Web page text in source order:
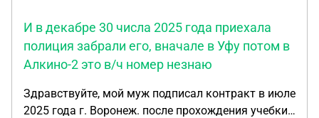
И в декабре 30 числа 2025 года приехала
полиция забрали его, вначале в Уфу потом в
Алкино-2 это в/ч номер незнаю
Здравствуйте, мой муж подписал контракт в июле
2025 года г. Воронеж. после прохождения учебки